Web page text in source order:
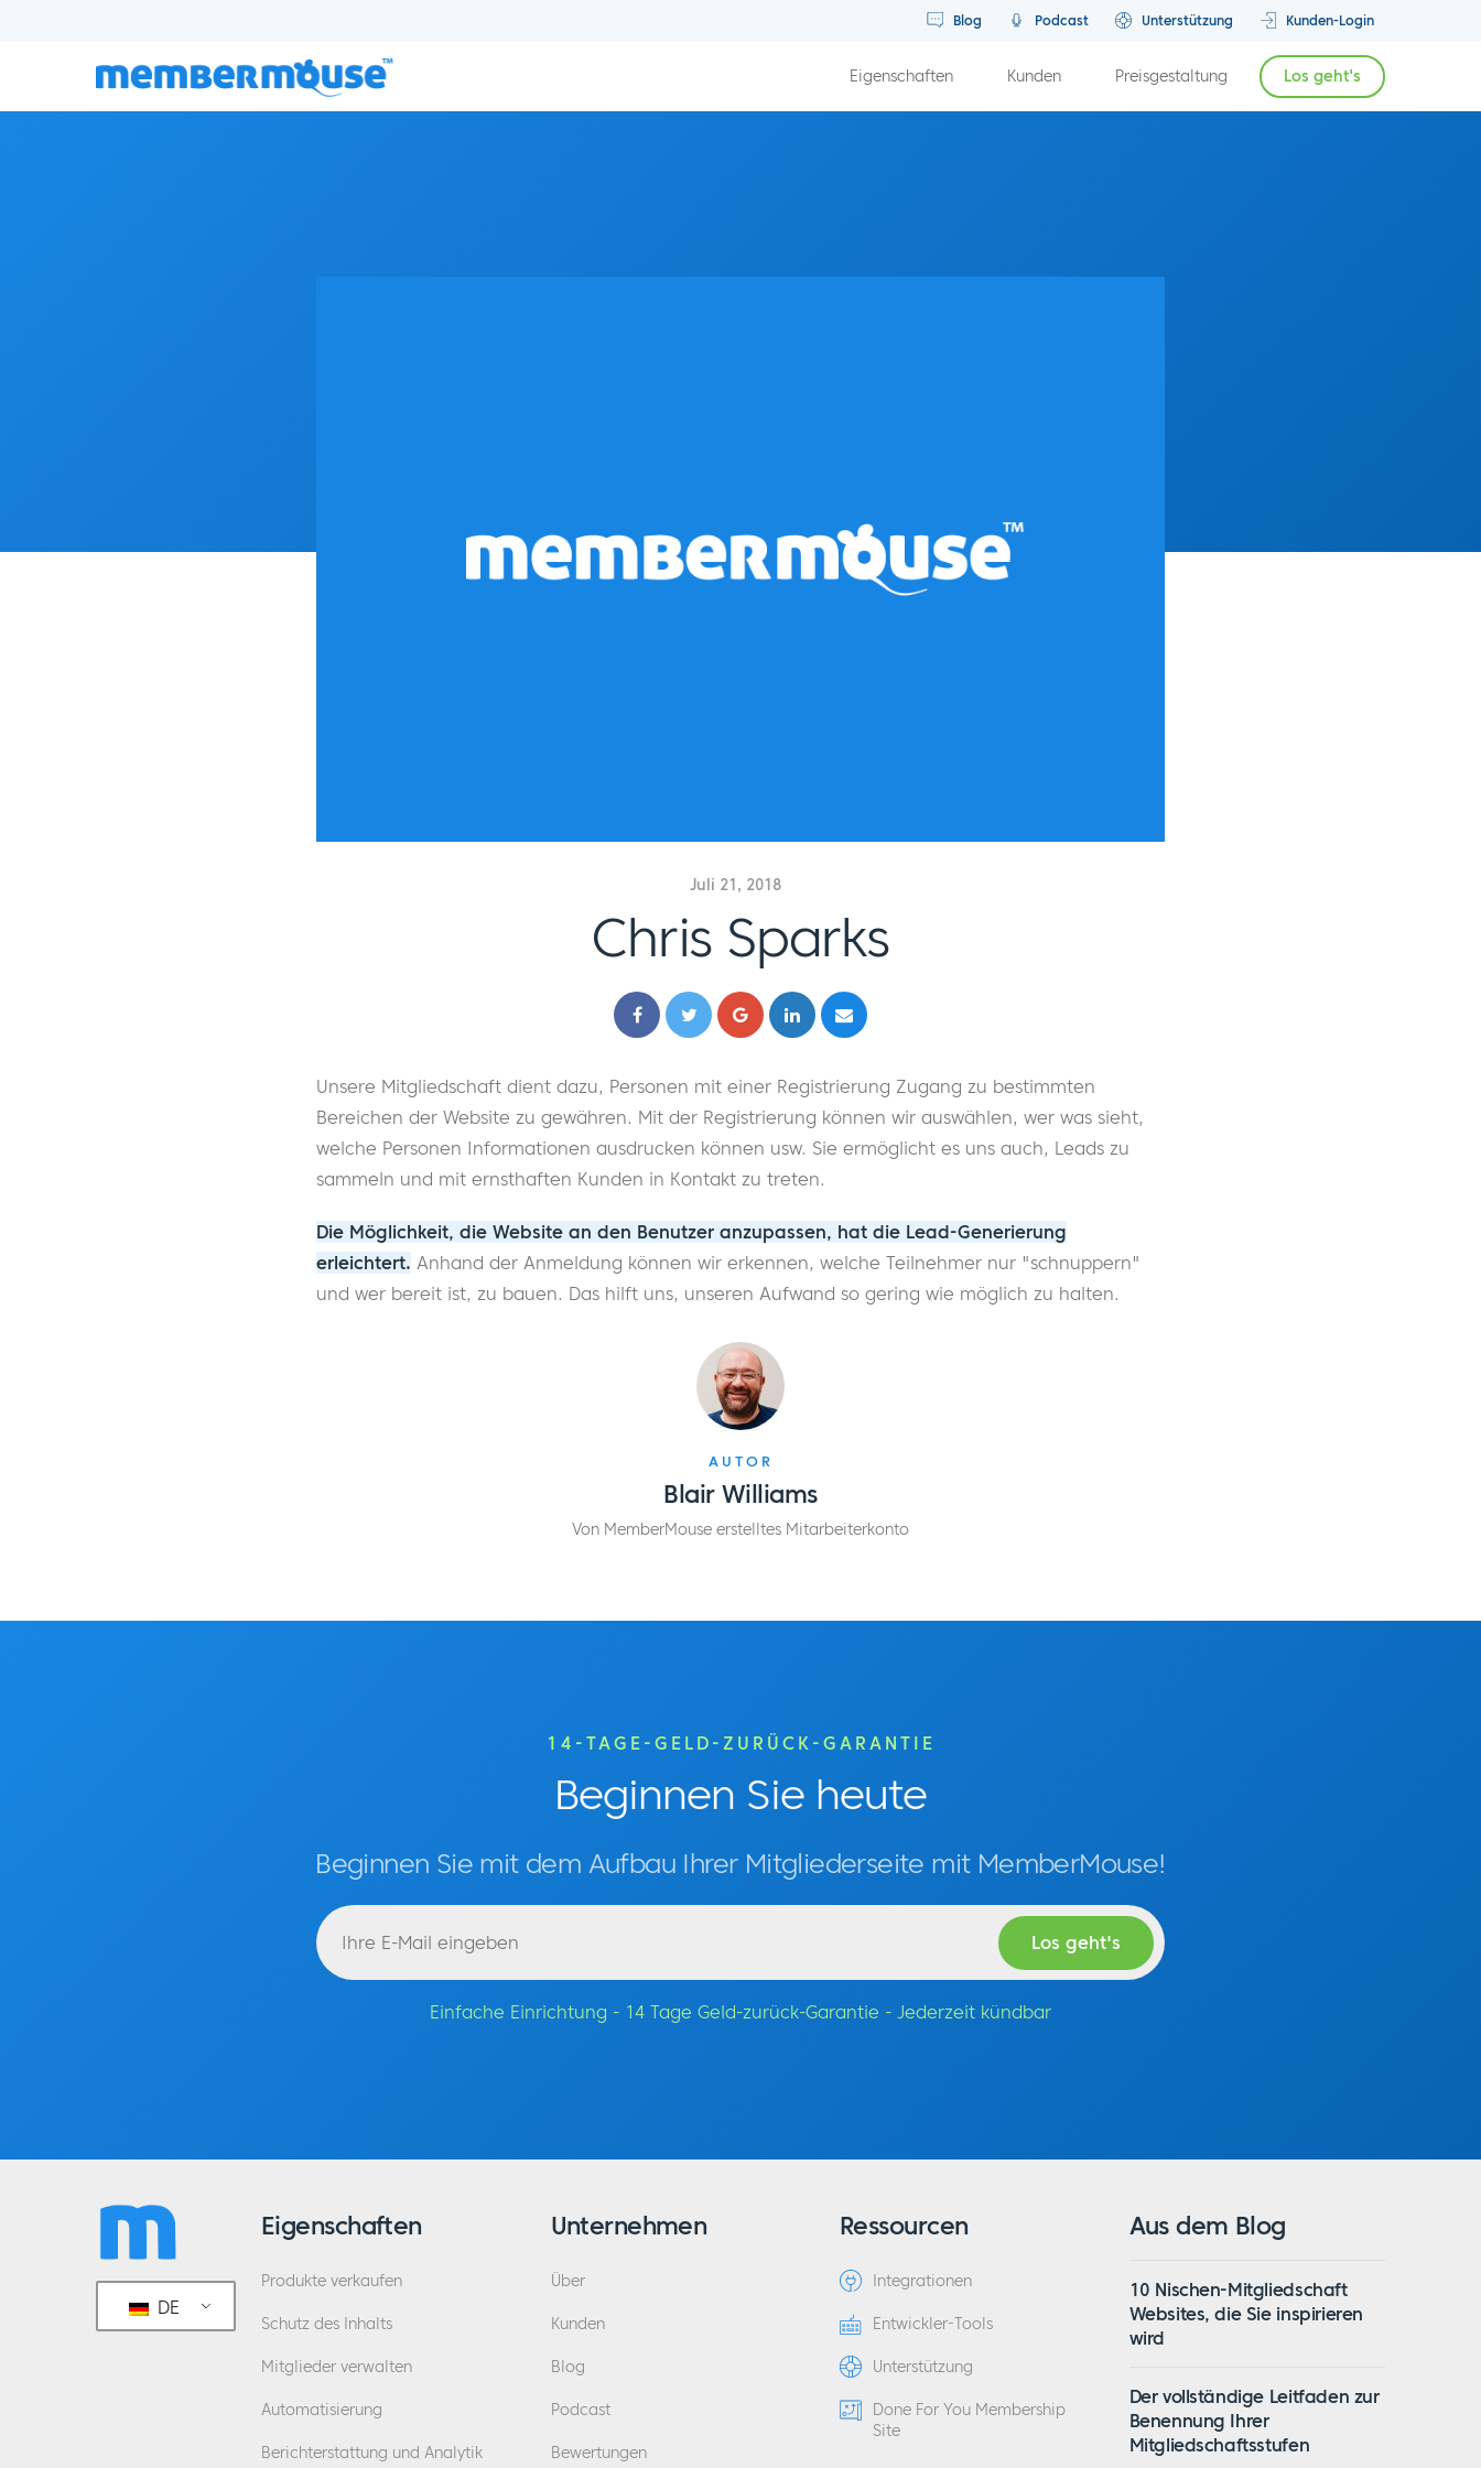
Blog Podcast Unterstützung Kunden-Login
Eigenschaften Kunden Preisgestaltung Los geht's
Juli 21, 2018
Chris Sparks
Unsere Mitgliedschaft dient dazu, Personen mit einer Registrierung Zugang zu bestimmten
Bereichen der Website zu gewähren. Mit der Registrierung können wir auswählen, wer was sieht,
welche Personen Informationen ausdrucken können usw. Sie ermöglicht es uns auch, Leads zu
sammeln und mit ernsthaften Kunden in Kontakt zu treten.
Die Möglichkeit, die Website an den Benutzer anzupassen, hat die Lead-Generierung
erleichtert. Anhand der Anmeldung können wir erkennen, welche Teilnehmer nur "schnuppern"
und wer bereit ist, zu bauen. Das hilft uns, unseren Aufwand so gering wie möglich zu halten.
AUTOR
Blair Williams
Von MemberMouse erstelltes Mitarbeiterkonto
14-TAGE-GELD-ZURÜCK-GARANTIE
Beginnen Sie heute
Beginnen Sie mit dem Aufbau Ihrer Mitgliederseite mit MemberMouse!
Einfache Einrichtung - 14 Tage Geld-zurück-Garantie - Jederzeit kündbar
DE
Eigenschaften
Produkte verkaufen
Schutz des Inhalts
Mitglieder verwalten
Automatisierung
Berichterstattung und Analytik
Unternehmen
Über
Kunden
Blog
Podcast
Bewertungen
Ressourcen
Integrationen
Entwickler-Tools
Unterstützung
Done For You Membership
Site
Aus dem Blog
10 Nischen-Mitgliedschaft
Websites, die Sie inspirieren
wird
Der vollständige Leitfaden zur
Benennung Ihrer
Mitgliedschaftsstufen